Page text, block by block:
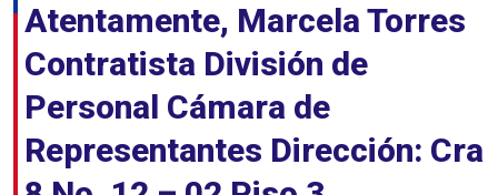
Atentamente, Marcela Torres
Contratista División de
Personal Cámara de
Representantes Dirección: Cra